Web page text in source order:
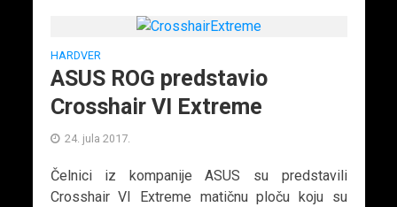
HARDVER
ASUS ROG predstavio
Crosshair VI Extreme
24. jula 2017.
Čelnici iz kompanije ASUS su predstavili
Crosshair VI Extreme matičnu ploču koju su